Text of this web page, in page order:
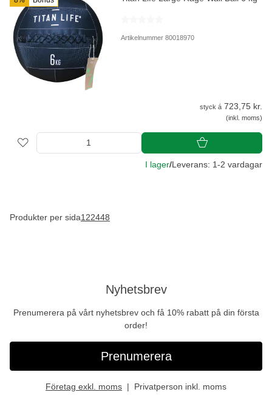
Artikelnummer 80018970
styck á 723,75 kr.
(inkl. moms)
I lager/Leverans: 1-2 vardagar
Produkter per sida122448
Nyhetsbrev
Prenumerera på vårt nyhetsbrev och få 10% rabatt på din första
order!
Prenumerera
Företag exkl. moms Privatperson inkl. moms